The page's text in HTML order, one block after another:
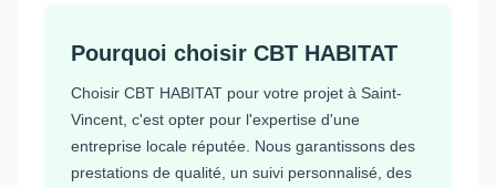
Pourquoi choisir CBT HABITAT
Choisir CBT HABITAT pour votre projet à Saint-
Vincent, c'est opter pour l'expertise d'une
entreprise locale réputée. Nous garantissons des
prestations de qualité, un suivi personnalisé, des